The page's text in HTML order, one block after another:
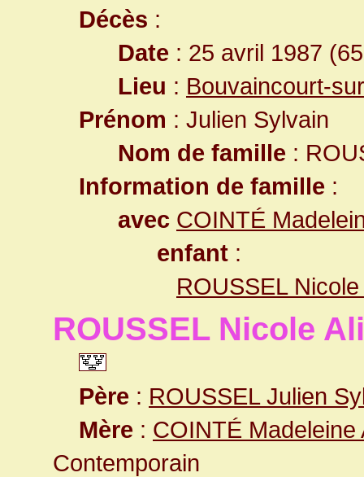
Décès :
Date : 25 avril 1987
Lieu : Bouvaincourt-
Prénom : Julien Sylvain
Nom de famille :
Information de famille :
avec COINTÉ
enfant :
ROUSSEL
ROUSSEL Nicole
Père : ROUSSEL Julien
Mère : COINTÉ Madeleine
Contemporain